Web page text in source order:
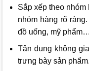
Sắp xếp theo
nhóm hàng rõ
đồ uống, mỹ
Tận dụng không
trưng bày sản